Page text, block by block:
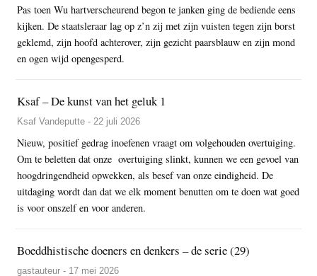
Pas toen Wu hartverscheurend begon te janken ging de bediende eens
kijken. De staatsleraar lag op z’n zij met zijn vuisten tegen zijn borst
geklemd, zijn hoofd achterover, zijn gezicht paarsblauw en zijn mond
en ogen wijd opengesperd.
Ksaf – De kunst van het geluk 1
Ksaf Vandeputte - 22 juli 2026
Nieuw, positief gedrag inoefenen vraagt om volgehouden overtuiging.
Om te beletten dat onze overtuiging slinkt, kunnen we een gevoel van
hoogdringendheid opwekken, als besef van onze eindigheid. De
uitdaging wordt dan dat we elk moment benutten om te doen wat goed
is voor onszelf en voor anderen.
Boeddhistische doeners en denkers – de serie (29)
gastauteur - 17 mei 2026